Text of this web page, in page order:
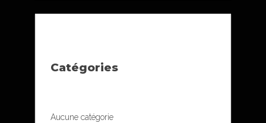
Catégories
Aucune catégorie